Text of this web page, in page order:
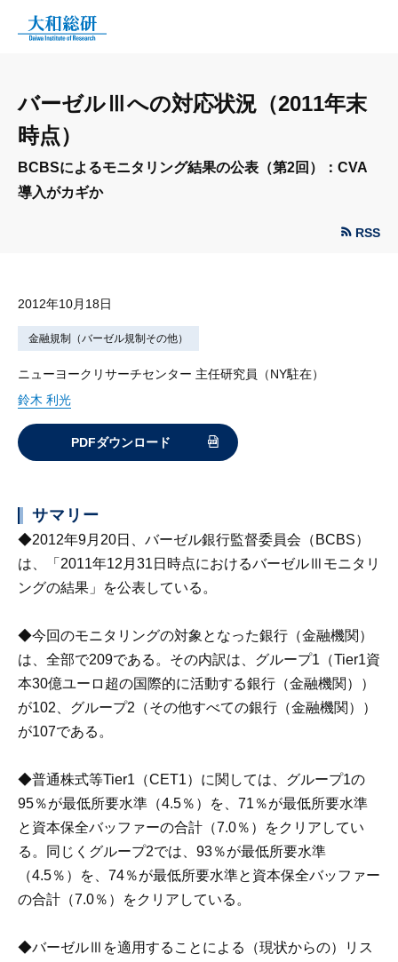
バーゼルⅢへの対応状況（2011年末
時点）
BCBSによるモニタリング結果の公表（第2回）：CVA
導入がカギか
RSS
2012年10月18日
金融規制（バーゼル規制その他）
ニューヨークリサーチセンター 主任研究員（NY駐在）
鈴木 利光
PDFダウンロード
サマリー
◆2012年9月20日、バーゼル銀行監督委員会（BCBS）
は、「2011年12月31日時点におけるバーゼルⅢモニタリ
ングの結果」を公表している。
◆今回のモニタリングの対象となった銀行（金融機関）
は、全部で209である。その内訳は、グループ1（Tier1資
本30億ユーロ超の国際的に活動する銀行（金融機関））
が102、グループ2（その他すべての銀行（金融機関））
が107である。
◆普通株式等Tier1（CET1）に関しては、グループ1の
95％が最低所要水準（4.5％）を、71％が最低所要水準
と資本保全バッファーの合計（7.0％）をクリアしてい
る。同じくグループ2では、93％が最低所要水準
（4.5％）を、74％が最低所要水準と資本保全バッファー
の合計（7.0％）をクリアしている。
◆バーゼルⅢを適用することによる（現状からの）リス